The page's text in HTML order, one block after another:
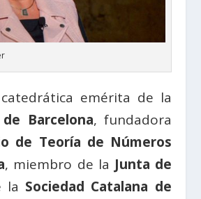
emérita de la
Barcelona, fundadora
de Teoría de Números
, miembro de la Junta de
la Sociedad Catalana de